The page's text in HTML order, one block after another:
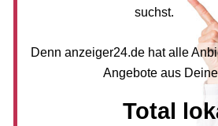
suchst.
Denn anzeiger24.de hat alle
Angebote aus
Total